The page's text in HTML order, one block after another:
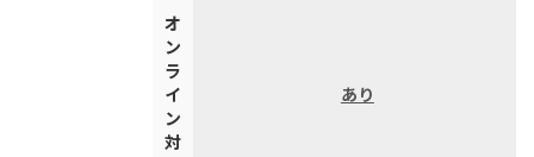
オ
ン
ラ
イ
ン
対
あり